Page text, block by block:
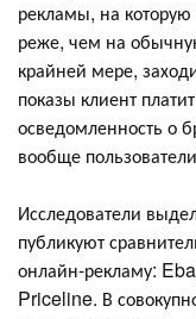
рекламы, на
реже, чем на
крайней мере,
показы клиент
осведомленность о
вообще
Исследователи
публикуют
онлайн-рекламу:
Priceline. В